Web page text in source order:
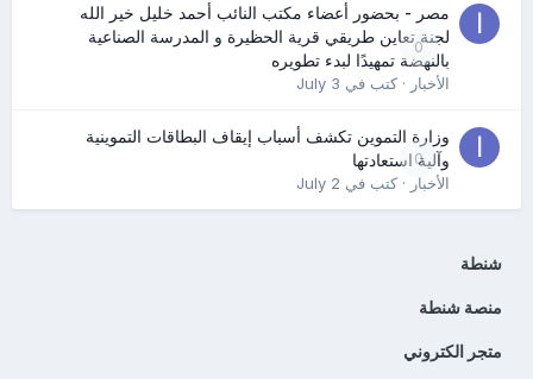
0
مصر - بحضور أعضاء مكتب النائب أحمد خليل خير الله
لجنة تعاين طريقي قرية الحظيرة و المدرسة الصناعية
بالنهضة تمهيدًا لبدء تطويره
الأخبار· كتب في July 3
0
وزارة التموين تكشف أسباب إيقاف البطاقات التموينية
وآلية استعادتها
الأخبار· كتب في July 2
شنطة
منصة شنطة
متجر الكتروني